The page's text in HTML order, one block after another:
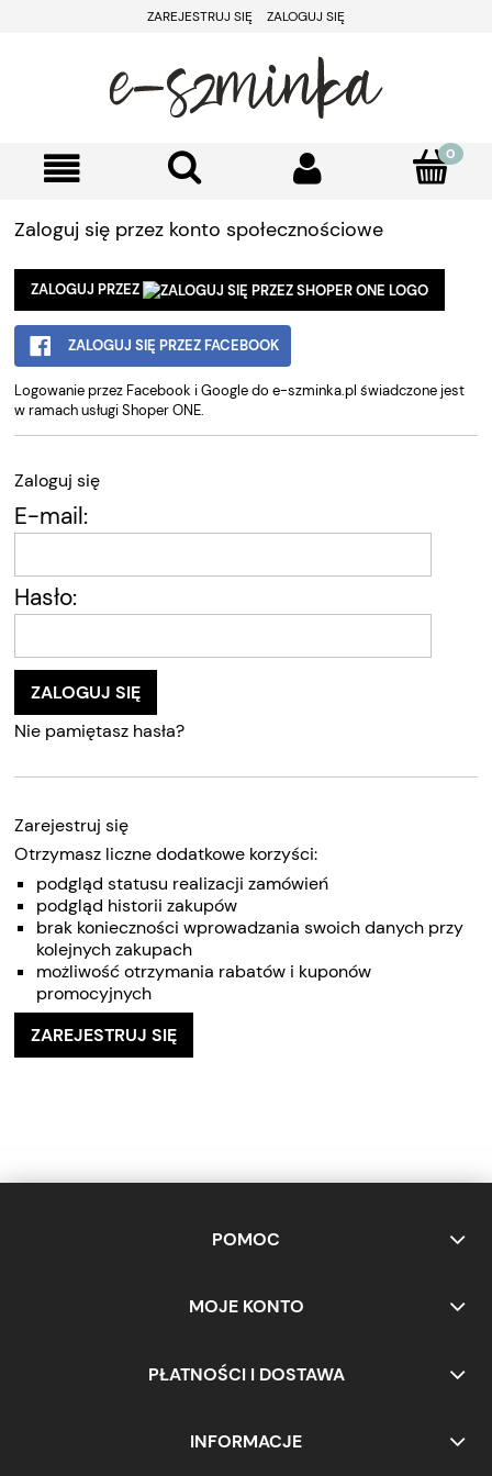
ZAREJESTRUJ SIĘ ZALOGUJ SIĘ
Zaloguj się przez konto społecznościowe
ZALOGUJ PRZEZ
ZALOGUJ SIĘ PRZEZ FACEBOOK
Logowanie przez Facebook i Google do e-szminka.pl świadczone jest
w ramach usługi Shoper ONE.
Zaloguj się
E-mail:
Hasło:
ZALOGUJ SIĘ
Nie pamiętasz hasła?
Zarejestruj się
Otrzymasz liczne dodatkowe korzyści:
podgląd statusu realizacji zamówień
podgląd historii zakupów
brak konieczności wprowadzania swoich danych przy
kolejnych zakupach
możliwość otrzymania rabatów i kuponów
promocyjnych
ZAREJESTRUJ SIĘ
POMOC
MOJE KONTO
PŁATNOŚCI I DOSTAWA
INFORMACJE